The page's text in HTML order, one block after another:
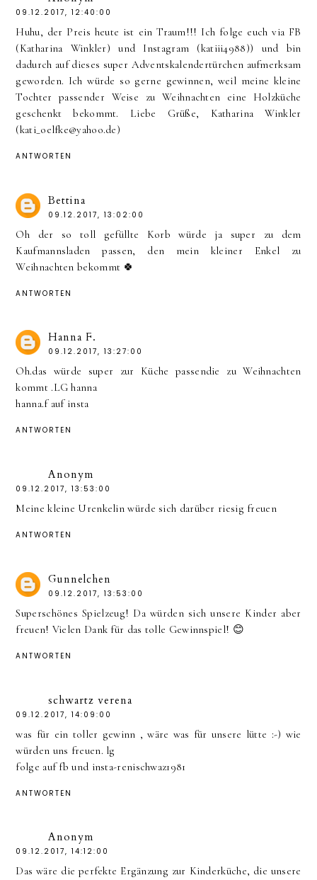
09.12.2017, 12:40:00
Huhu, der Preis heute ist ein Traum!!! Ich folge euch via FB
(Katharina Winkler) und Instagram (katiii4988)) und bin
dadurch auf dieses super Adventskalendertürchen aufmerksam
geworden. Ich würde so gerne gewinnen, weil meine kleine
Tochter passender Weise zu Weihnachten eine Holzküche
geschenkt bekommt. Liebe Grüße, Katharina Winkler
(kati_oelfke@yahoo.de)
ANTWORTEN
Bettina
09.12.2017, 13:02:00
Oh der so toll gefüllte Korb würde ja super zu dem
Kaufmannsladen passen, den mein kleiner Enkel zu
Weihnachten bekommt 🍀
ANTWORTEN
Hanna F.
09.12.2017, 13:27:00
Oh.das würde super zur Küche passendie zu Weihnachten
kommt .LG hanna
hanna.f auf insta
ANTWORTEN
Anonym
09.12.2017, 13:53:00
Meine kleine Urenkelin würde sich darüber riesig freuen
ANTWORTEN
Gunnelchen
09.12.2017, 13:53:00
Superschönes Spielzeug! Da würden sich unsere Kinder aber
freuen! Vielen Dank für das tolle Gewinnspiel! 😊
ANTWORTEN
schwartz verena
09.12.2017, 14:09:00
was für ein toller gewinn , wäre was für unsere lütte :-) wie
würden uns freuen. lg
folge auf fb und insta-renischwaz1981
ANTWORTEN
Anonym
09.12.2017, 14:12:00
Das wäre die perfekte Ergänzung zur Kinderküche, die unsere